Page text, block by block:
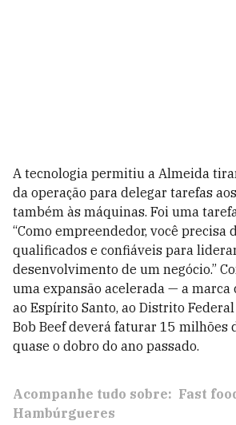
A tecnologia permitiu a Almeida
da operação para delegar tarefas
também às máquinas. Foi uma
“Como empreendedor, você precisa
qualificados e confiá­veis para
desenvolvimento de um negócio.”
uma expansão acelerada — a marca
ao Espírito Santo, ao Distrito Federal
Bob Beef deverá faturar 15 milhões
quase o dobro do ano passado.
Acompanhe tudo sobre: Fast
Hambúrgueres